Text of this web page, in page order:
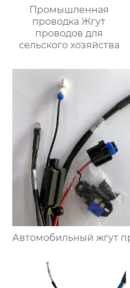
Промышленная
проводка Жгут
проводов для
сельского хозяйства
Автомобильный жгут